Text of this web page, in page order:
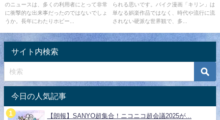
のニュースは、多くの利用者にとって非常
に衝撃的な出来事だったのではないでしょ
うか。長年にわたりホビー...
られる思いです。バイク漫画「キリン」は
単なる娯楽作品ではなく、時代や流行に流
されない硬派な世界観で、多...
サイト内検索
今日の人気記事
【朗報】SANYO超集合！ニコニコ超会議2025が...